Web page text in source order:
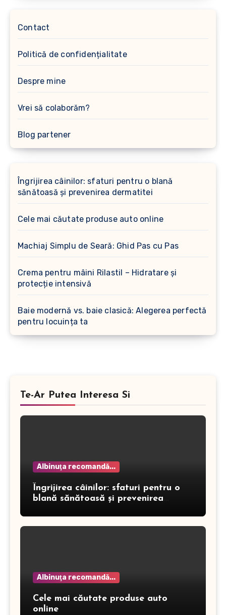
Contact
Politică de confidențialitate
Despre mine
Vrei să colaborăm?
Blog partener
Îngrijirea câinilor: sfaturi pentru o blană
sănătoasă și prevenirea dermatitei
Cele mai căutate produse auto online
Machiaj Simplu de Seară: Ghid Pas cu Pas
Crema pentru mâini Rilastil – Hidratare și
protecție intensivă
Baie modernă vs. baie clasică: Alegerea perfectă
pentru locuința ta
Te-Ar Putea Interesa Si
Albinuţa recomandă...
Îngrijirea câinilor: sfaturi pentru o
blană sănătoasă și prevenirea
Albinuţa recomandă...
Cele mai căutate produse auto
online